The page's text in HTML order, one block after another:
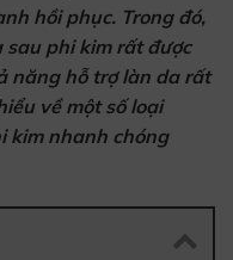
hồi phục. Trong đó,
sau phi kim rất được
năng hỗ trợ làn da rất
về một số loại
kim nhanh chóng